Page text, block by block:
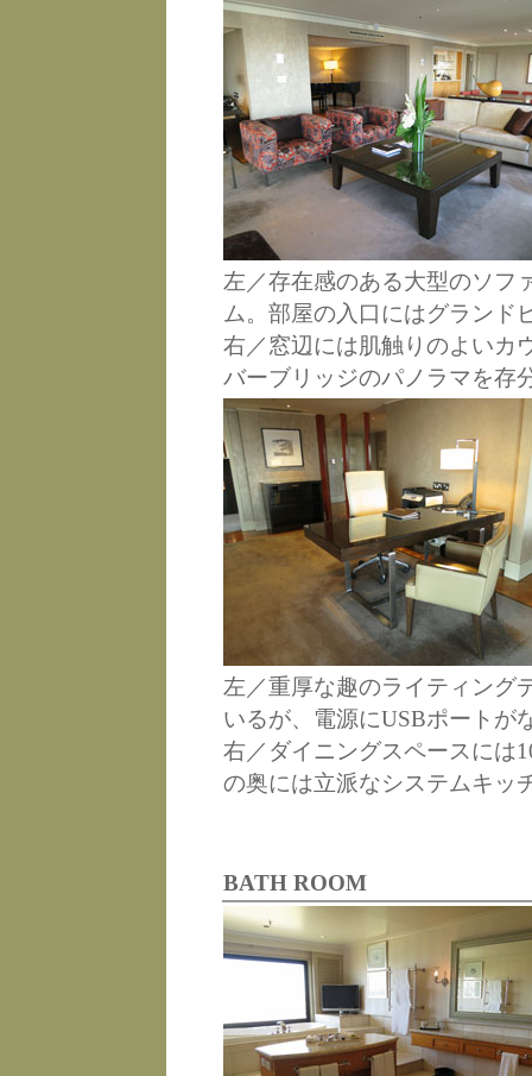
左／存在感のある大型のソフ
ム。部屋の入口にはグランド
右／窓辺には肌触りのよいカ
バーブリッジのパノラマを存
左／重厚な趣のライティング
いるが、電源にUSBポートが
右／ダイニングスペースには
の奥には立派なシステムキッ
BATH ROOM